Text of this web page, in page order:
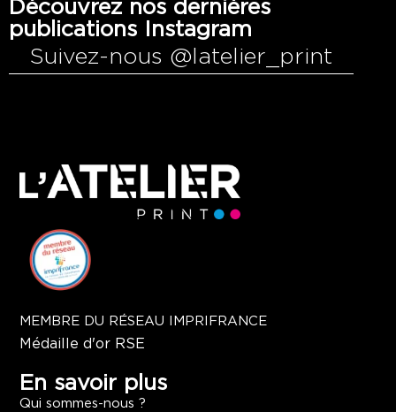
Découvrez nos dernières
publications Instagram
Suivez-nous @latelier_print
MEMBRE DU RÉSEAU IMPRIFRANCE
Médaille d'or RSE
En savoir plus
Qui sommes-nous ?